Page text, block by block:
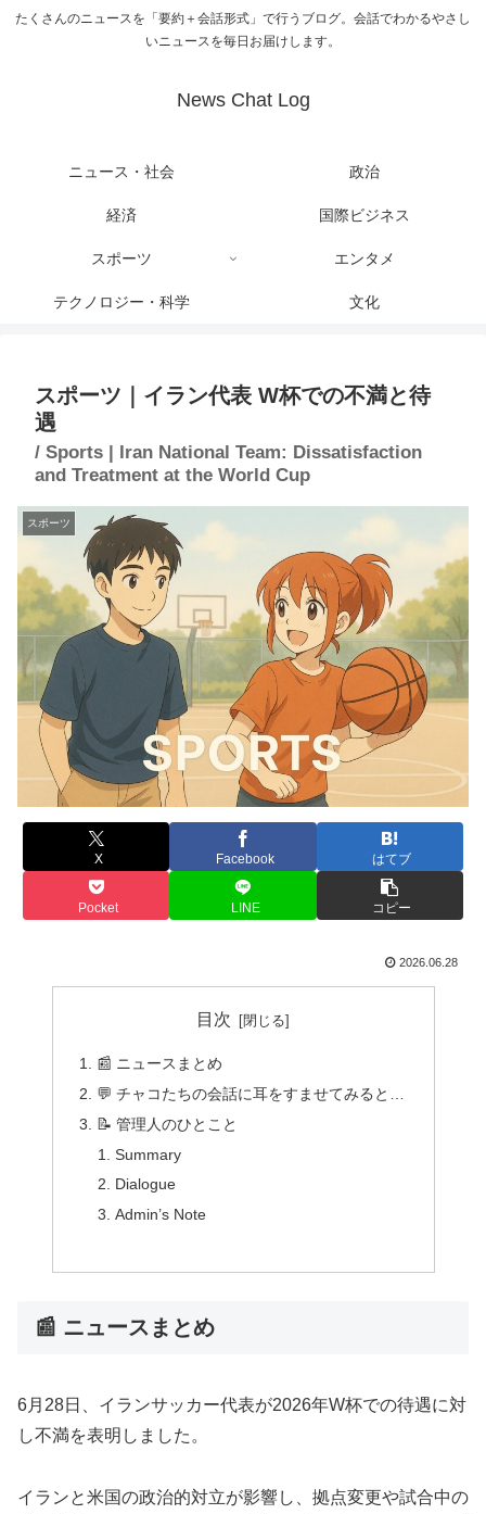
たくさんのニュースを「要約＋会話形式」で行うブログ。会話でわかるやさし
いニュースを毎日お届けします。
News Chat Log
ニュース・社会 政治
経済 国際ビジネス
スポーツ エンタメ
テクノロジー・科学 文化
スポーツ｜イラン代表 W杯での不満と待
遇
/ Sports | Iran National Team: Dissatisfaction
and Treatment at the World Cup
スポーツ
X Facebook はてブ
Pocket LINE コピー
2026.06.28
目次
📰 ニュースまとめ
💬 チャコたちの会話に耳をすませてみると…
📝 管理人のひとこと
Summary
Dialogue
Admin’s Note
📰 ニュースまとめ
6月28日、イランサッカー代表が2026年W杯での待遇に対
し不満を表明しました。
イランと米国の政治的対立が影響し、拠点変更や試合中の